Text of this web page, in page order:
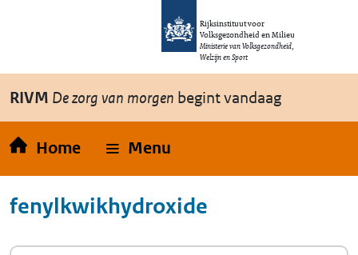
Overslaan en naar de inhoud gaan
Rijksinstituut voor
Volksgezondheid en Milieu
Ministerie van Volksgezondheid,
Welzijn en Sport
RIVM De zorg van morgen begint vandaag
Home Menu
fenylkwikhydroxide